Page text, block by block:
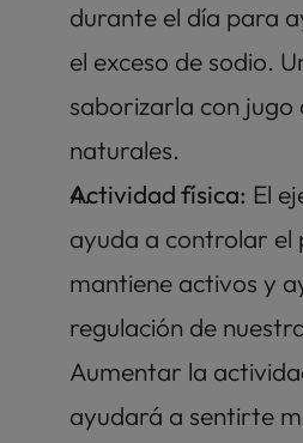
durante el día para
el exceso de sodio.
saborizarla con jugo
naturales.
Actividad física: El
ayuda a controlar el
mantiene activos y
regulación de
Aumentar la
ayudará a sentirte